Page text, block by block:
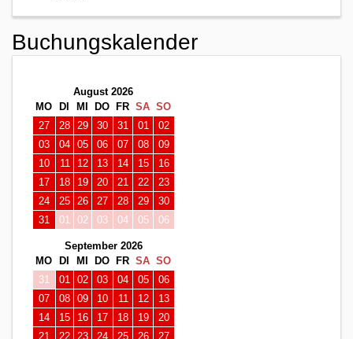
Buchungskalender
August 2026
MO
DI MI DO FR SA SO
27
28 29 30 31 01
02
03
04 05 06 07 08
09
10
11 12 13 14 15
16
17
18 19 20 21 22
23
24
25 26 27 28 29
30
31
01 02 03 04 05 06
September 2026
MO
DI MI DO FR SA SO
31
01 02 03 04 05
06
07
08 09 10 11 12
13
14
15 16 17 18 19
20
21
22 23 24 25 26
27